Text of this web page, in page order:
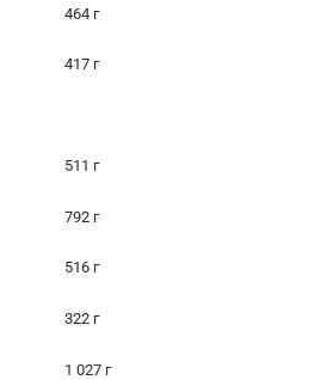
464 г
417 г
511 г
792 г
516 г
322 г
1 027 г